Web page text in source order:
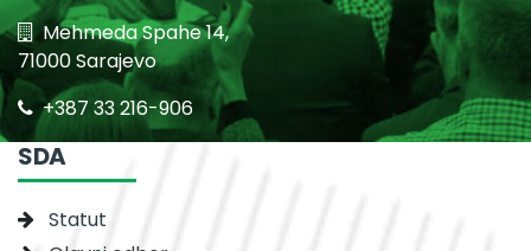
Mehmeda Spahe 14,
71000 Sarajevo
+387 33 216-906
SDA
Statut